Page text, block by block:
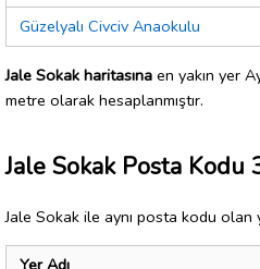
Güzelyalı Civciv Anaokulu
Jale Sokak haritasına en yakın yer
metre olarak hesaplanmıştır.
Jale Sokak Posta Kodu
Jale Sokak ile aynı posta kodu olan